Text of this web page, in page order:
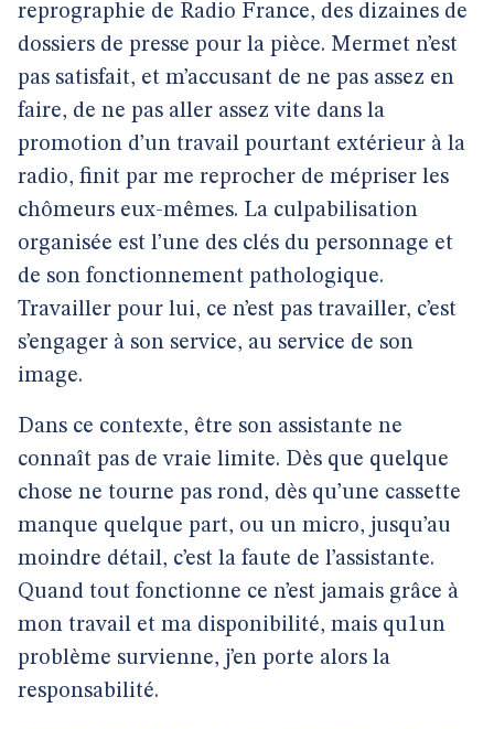
reprographie de Radio France, des dizaines de
dossiers de presse pour la pièce. Mermet n’est
pas satisfait, et m’accusant de ne pas assez en
faire, de ne pas aller assez vite dans la
promotion d’un travail pourtant extérieur à la
radio, finit par me reprocher de mépriser les
chômeurs eux-mêmes. La culpabilisation
organisée est l’une des clés du personnage et
de son fonctionnement pathologique.
Travailler pour lui, ce n’est pas travailler, c’est
s’engager à son service, au service de son
image.
Dans ce contexte, être son assistante ne
connaît pas de vraie limite. Dès que quelque
chose ne tourne pas rond, dès qu’une cassette
manque quelque part, ou un micro, jusqu’au
moindre détail, c’est la faute de l’assistante.
Quand tout fonctionne ce n’est jamais grâce à
mon travail et ma disponibilité, mais qu1un
problème survienne, j’en porte alors la
responsabilité.